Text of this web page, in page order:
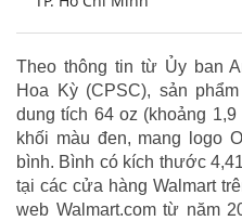
Theo thông tin từ Ủy ban
Hoa Kỳ (CPSC), sản
dung tích 64 oz (khoảng
khối màu đen, mang logo
bình. Bình có kích thước
tại các cửa hàng Walmart
web Walmart.com từ năm